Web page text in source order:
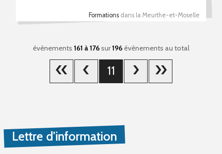
Formations dans la Meurthe-et-Moselle
évènements 161 à 176sur196 évènements au total
11
Lettre d'information